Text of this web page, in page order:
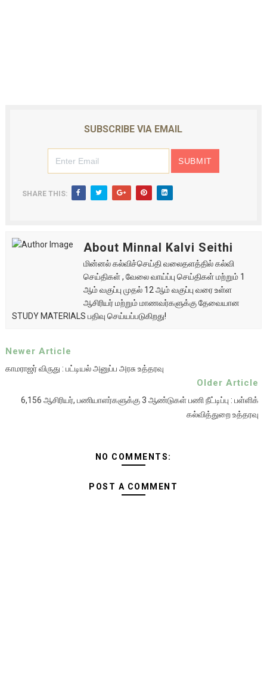
SUBSCRIBE VIA EMAIL
SHARE THIS:
About Minnal Kalvi Seithi
மின்னல் கல்விச்செய்தி வலைதளத்தில் கல்வி
செய்திகள் , வேலை வாய்ப்பு செய்திகள் மற்றும் 1
ஆம் வகுப்பு முதல் 12 ஆம் வகுப்பு வரை உள்ள
ஆசிரியர் மற்றும் மாணவர்களுக்கு தேவையான
STUDY MATERIALS பதிவு செய்யப்படுகிறது!
Newer Article
காமராஜர் விருது : பட்டியல் அனுப்ப அரசு உத்தரவு
Older Article
6,156 ஆசிரியர், பணியாளர்களுக்கு 3 ஆண்டுகள் பணி நீட்டிப்பு : பள்ளிக்
கல்வித்துறை உத்தரவு
NO COMMENTS:
POST A COMMENT